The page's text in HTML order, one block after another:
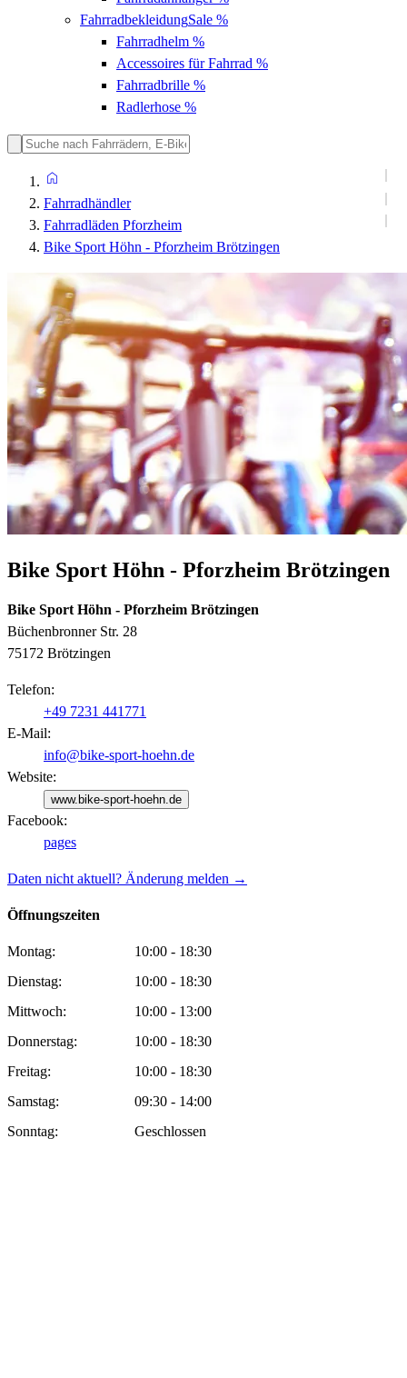
FahrradbekleidungSale %
Fahrradhelm %
Accessoires für Fahrrad %
Fahrradbrille %
Radlerhose %
Fahrradhändler
Fahrradläden Pforzheim
Bike Sport Höhn - Pforzheim Brötzingen
Bike Sport Höhn - Pforzheim Brötzingen
Bike Sport Höhn - Pforzheim Brötzingen
Büchenbronner Str. 28
75172 Brötzingen
Telefon:
+49 7231 441771
E-Mail:
info@bike-sport-hoehn.de
Website:
www.bike-sport-hoehn.de
Facebook:
pages
Daten nicht aktuell? Änderung melden →
Öffnungszeiten
Montag:
10:00 - 18:30
Dienstag:
10:00 - 18:30
Mittwoch:
10:00 - 13:00
Donnerstag:
10:00 - 18:30
Freitag:
10:00 - 18:30
Samstag:
09:30 - 14:00
Sonntag:
Geschlossen